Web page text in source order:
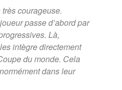
courageuse.
passe d’abord par
Là,
intègre directement
du monde. Cela
dans leur